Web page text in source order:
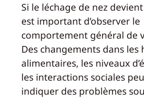
Si le léchage de nez
est important d’observer le
comportement général de
Des changements dans les
alimentaires, les niveaux
les interactions sociales
indiquer des problèmes